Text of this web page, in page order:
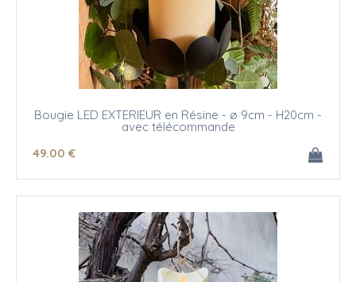
Bougie LED EXTERIEUR en Résine - ø 9cm - H20cm -
avec télécommande
49.00 €